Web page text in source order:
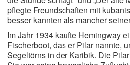
pflegte Freundschaften mit
besser kannten als mancher
Im Jahr 1934 kaufte Hemingway
Fischerboot, das er Pilar nannte,
Segeltörns in der Karibik. Die